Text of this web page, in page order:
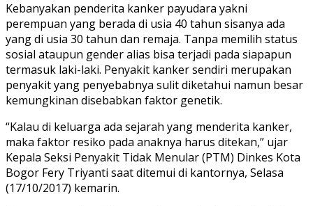
Kebanyakan penderita kanker payudara yakni
perempuan yang berada di usia 40 tahun sisanya ada
yang di usia 30 tahun dan remaja. Tanpa memilih status
sosial ataupun gender alias bisa terjadi pada siapapun
termasuk laki-laki. Penyakit kanker sendiri merupakan
penyakit yang penyebabnya sulit diketahui namun besar
kemungkinan disebabkan faktor genetik.
“Kalau di keluarga ada sejarah yang menderita kanker,
maka faktor resiko pada anaknya harus ditekan,” ujar
Kepala Seksi Penyakit Tidak Menular (PTM) Dinkes Kota
Bogor Fery Triyanti saat ditemui di kantornya, Selasa
(17/10/2017) kemarin.